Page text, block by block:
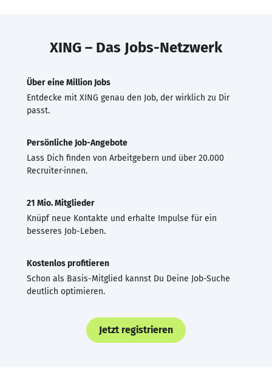
XING – Das Jobs-Netzwerk
Über eine Million Jobs
Entdecke mit XING genau den Job, der wirklich zu Dir
passt.
Persönliche Job-Angebote
Lass Dich finden von Arbeitgebern und über 20.000
Recruiter·innen.
21 Mio. Mitglieder
Knüpf neue Kontakte und erhalte Impulse für ein
besseres Job-Leben.
Kostenlos profitieren
Schon als Basis-Mitglied kannst Du Deine Job-Suche
deutlich optimieren.
Jetzt registrieren